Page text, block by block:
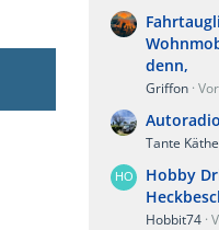
denn,
Griffon
Tante Käthe
Hobby
Hobbit74